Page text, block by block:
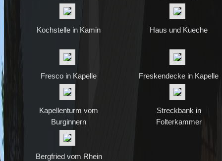
Kochstelle in Kamin Haus und Kueche
Fresco in Kapelle Freskendecke in Kapelle
Kapellenturm vom
Burginnern
Streckbank in
Folterkammer
Bergfried vom Rhein